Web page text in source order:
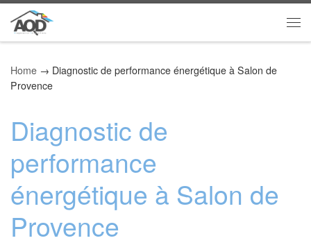
Skip to content
Home → Diagnostic de performance énergétique à Salon de
Provence
Diagnostic de
performance
énergétique à Salon de
Provence